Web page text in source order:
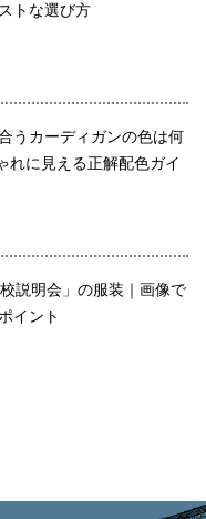
トな選び方
うカーディガンの色は何
れに見える正解配色ガイ
説明会」の服装｜画像で
イント